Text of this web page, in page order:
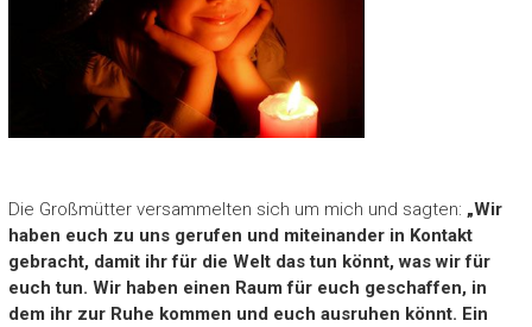
Die Großmütter versammelten sich um mich und sagten: „Wir
haben euch zu uns gerufen und miteinander in Kontakt
gebracht, damit ihr für die Welt das tun könnt, was wir für
euch tun. Wir haben einen Raum für euch geschaffen, in
dem ihr zur Ruhe kommen und euch ausruhen könnt. Ein